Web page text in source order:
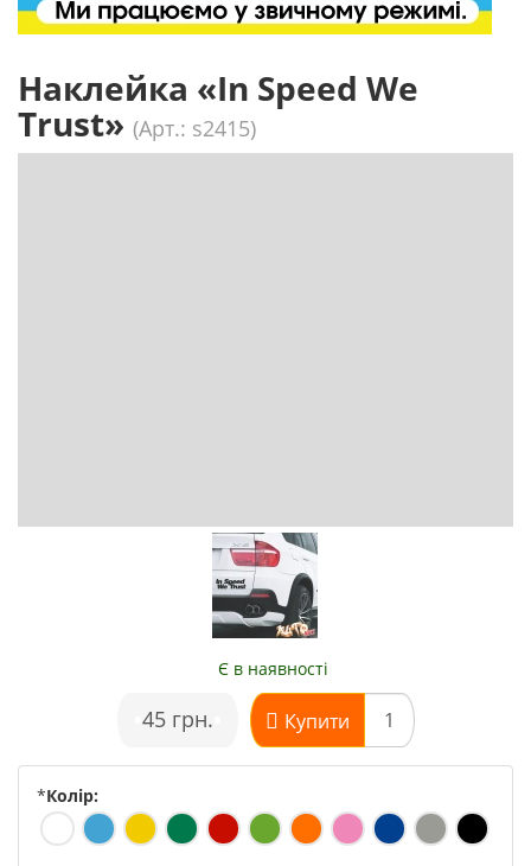
Наклейка «In Speed We
Trust» (Арт.: s2415)
Є в наявності
45 грн. Купити
*Колір: